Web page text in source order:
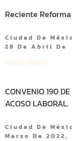
Reciente
Ciudad De
28 De Abril De
Read More »
CONVENIO 190
ACOSO LABORAL.
Ciudad De
Marzo De 2022,